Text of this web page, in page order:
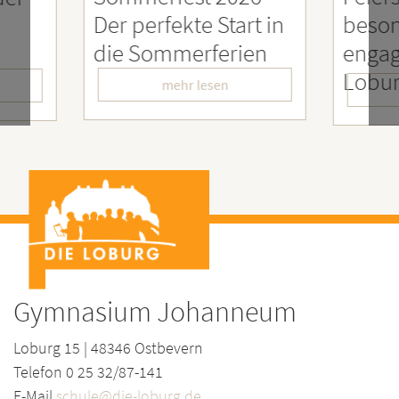
besonders
engagierter
LoburgerInnen
mehr lesen
–
Gymnasium Johanneum
Loburg 15 | 48346 Ostbevern
Telefon 0 25 32/87-141